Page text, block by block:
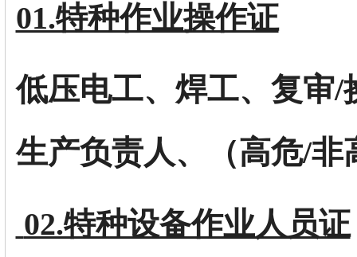
01.特种作业操作证
低压电工、焊工、复审
生产负责人、（高危/
02.特种设备作业人员证